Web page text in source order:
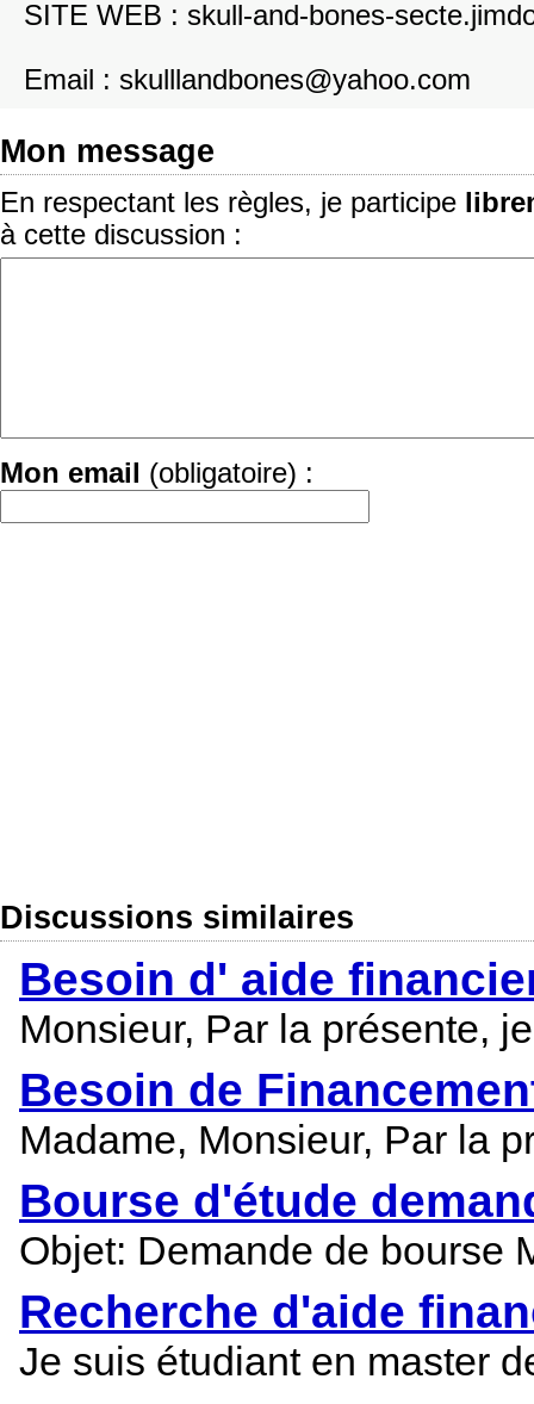
SITE WEB : skull-and-bones-
Email : skulllandbones@yahoo.com
Mon message
En respectant les règles, je participe
à cette discussion :
Mon email (obligatoire) :
Discussions similaires
Besoin d' aide
Monsieur, Par la présente,
Besoin de
Madame, Monsieur, Par la
Bourse d'étude
Objet: Demande de bourse
Recherche d'aide
Je suis étudiant en master